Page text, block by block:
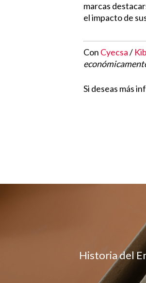
marcas
el impacto de
Con Cyecsa/
Si deseas más
Historia del